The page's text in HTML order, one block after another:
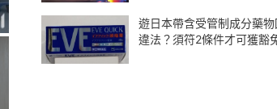
遊日本帶含受管制成分藥
違法？須符2條件才可獲豁